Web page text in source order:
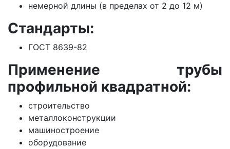
немерной длины (в пределах от 2 до 12 м)
Стандарты:
ГОСТ 8639-82
Применение трубы
профильной квадратной:
строительство
металлоконструкции
машиностроение
оборудование